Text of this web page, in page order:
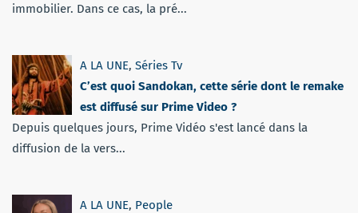
immobilier. Dans ce cas, la pré...
A LA UNE, Séries Tv
C’est quoi Sandokan, cette série dont le remake
est diffusé sur Prime Video ?
Depuis quelques jours, Prime Vidéo s'est lancé dans la
diffusion de la vers...
A LA UNE, People